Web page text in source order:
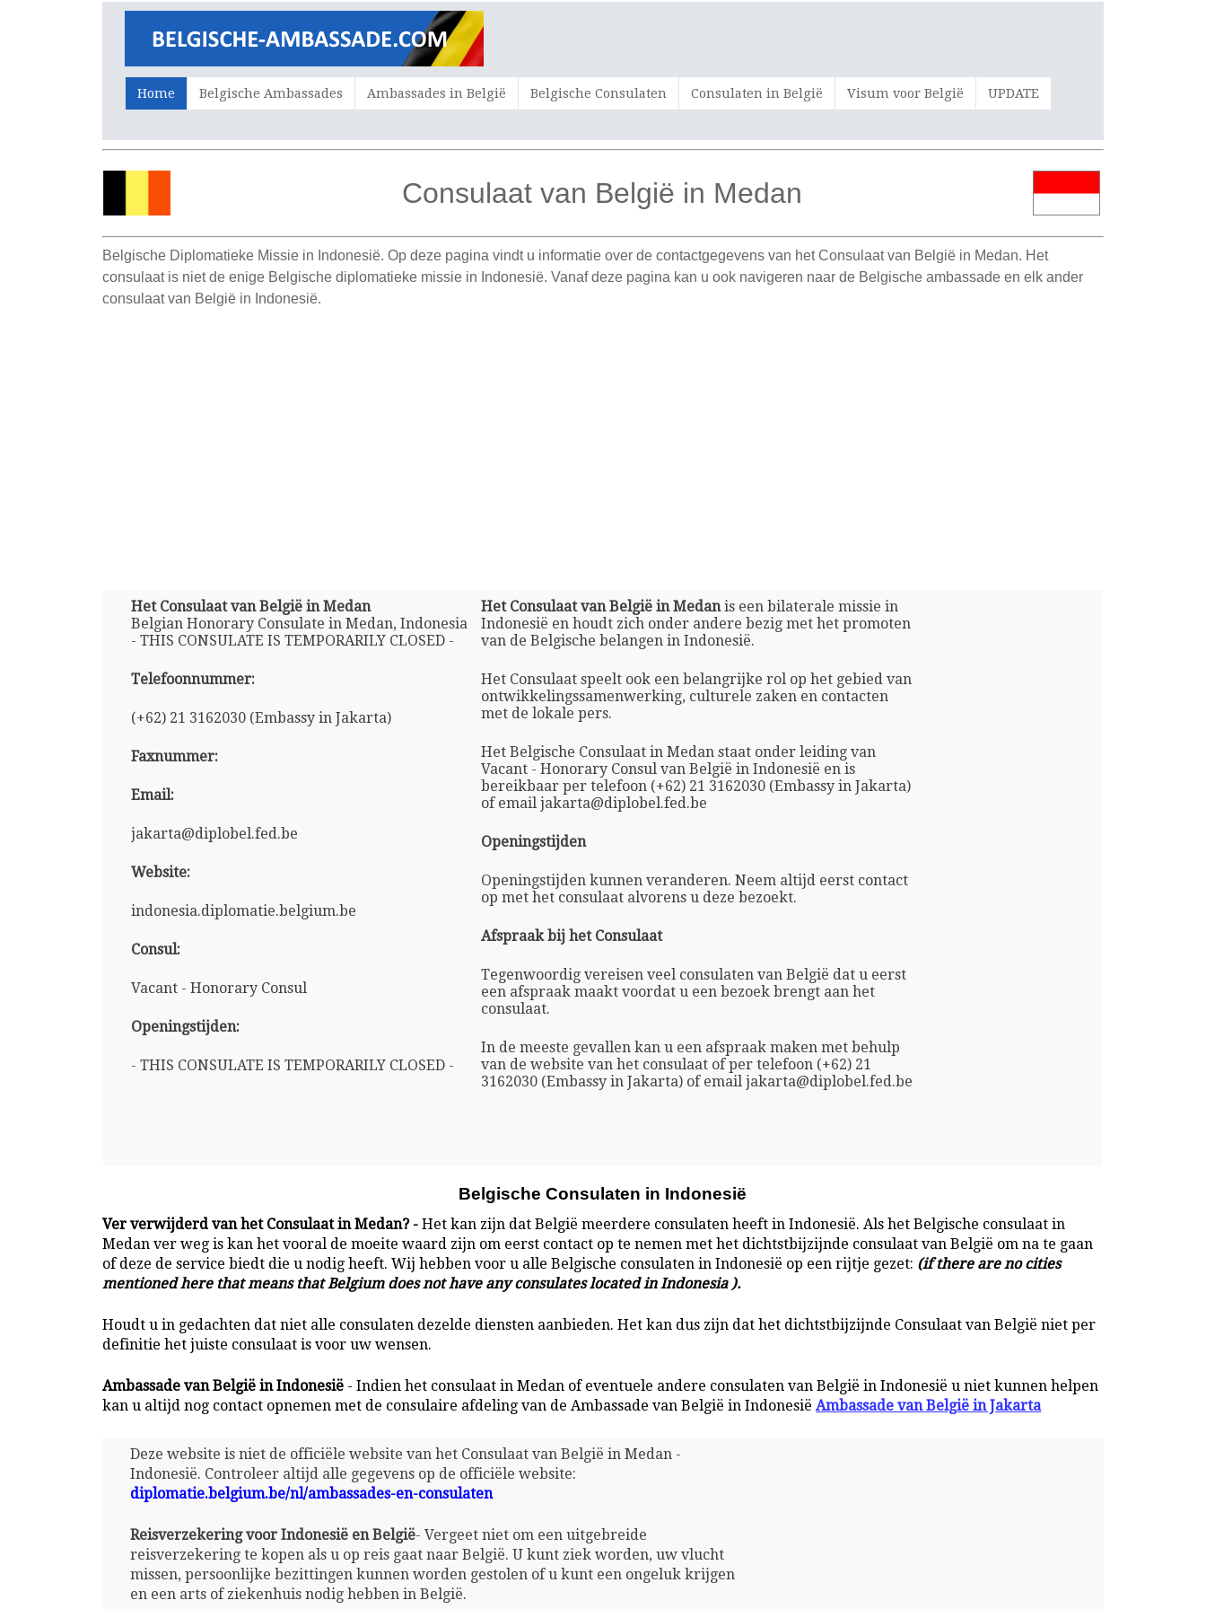
Home Belgische Ambassades Ambassades in België Belgische Consulaten Consulaten in België Visum voor België UPDATE
Consulaat van België in Medan
Belgische Diplomatieke Missie in Indonesië. Op deze pagina vindt u informatie over de contactgegevens van het Consulaat van België in Medan. Het
consulaat is niet de enige Belgische diplomatieke missie in Indonesië. Vanaf deze pagina kan u ook navigeren naar de Belgische ambassade en elk ander
consulaat van België in Indonesië.
Het Consulaat van België in Medan
Belgian Honorary Consulate in Medan, Indonesia
- THIS CONSULATE IS TEMPORARILY CLOSED -
Telefoonnummer:
(+62) 21 3162030 (Embassy in Jakarta)
Faxnummer:
Email:
jakarta@diplobel.fed.be
Website:
indonesia.diplomatie.belgium.be
Consul:
Vacant - Honorary Consul
Openingstijden:
- THIS CONSULATE IS TEMPORARILY CLOSED -
Het Consulaat van België in Medanis een bilaterale missie in
Indonesië en houdt zich onder andere bezig met het promoten
van de Belgische belangen in Indonesië.
Het Consulaat speelt ook een belangrijke rol op het gebied van
ontwikkelingssamenwerking, culturele zaken en contacten
met de lokale pers.
Het Belgische Consulaat in Medan staat onder leiding van
Vacant - Honorary Consul van België in Indonesië en is
bereikbaar per telefoon (+62) 21 3162030 (Embassy in Jakarta)
of email jakarta@diplobel.fed.be
Openingstijden
Openingstijden kunnen veranderen. Neem altijd eerst contact
op met het consulaat alvorens u deze bezoekt.
Afspraak bij het Consulaat
Tegenwoordig vereisen veel consulaten van België dat u eerst
een afspraak maakt voordat u een bezoek brengt aan het
consulaat.
In de meeste gevallen kan u een afspraak maken met behulp
van de website van het consulaat of per telefoon (+62) 21
3162030 (Embassy in Jakarta) of email jakarta@diplobel.fed.be
Belgische Consulaten in Indonesië
Ver verwijderd van het Consulaat in Medan? -Het kan zijn dat België meerdere consulaten heeft in Indonesië. Als het Belgische consulaat in
Medan ver weg is kan het vooral de moeite waard zijn om eerst contact op te nemen met het dichtstbijzijnde consulaat van België om na te gaan
of deze de service biedt die u nodig heeft. Wij hebben voor u alle Belgische consulaten in Indonesië op een rijtje gezet: (if there are no cities
mentioned here that means that Belgium does not have any consulates located in Indonesia ).
Houdt u in gedachten dat niet alle consulaten dezelde diensten aanbieden. Het kan dus zijn dat het dichtstbijzijnde Consulaat van België niet per
definitie het juiste consulaat is voor uw wensen.
Ambassade van België in Indonesië - Indien het consulaat in Medan of eventuele andere consulaten van België in Indonesië u niet kunnen helpen
kan u altijd nog contact opnemen met de consulaire afdeling van de Ambassade van België in Indonesië Ambassade van België in Jakarta
Deze website is niet de officiële website van het Consulaat van België in Medan -
Indonesië. Controleer altijd alle gegevens op de officiële website:
diplomatie.belgium.be/nl/ambassades-en-consulaten
Reisverzekering voor Indonesië en België- Vergeet niet om een uitgebreide
reisverzekering te kopen als u op reis gaat naar België. U kunt ziek worden, uw vlucht
missen, persoonlijke bezittingen kunnen worden gestolen of u kunt een ongeluk krijgen
en een arts of ziekenhuis nodig hebben in België.